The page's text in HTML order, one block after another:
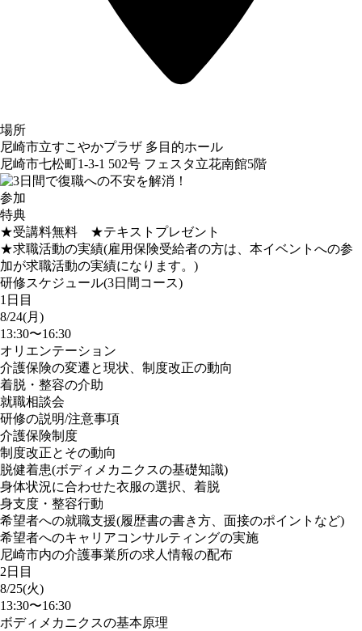
場所
尼崎市立すこやかプラザ 多目的ホール
尼崎市七松町1-3-1 502号 フェスタ立花南館5階
参加
特典
★受講料無料 ★テキストプレゼント
★求職活動の実績(雇用保険受給者の方は、本イベントへの参
加が求職活動の実績になります。)
研修スケジュール(3日間コース)
1日目
8/24(月)
13:30〜16:30
オリエンテーション
介護保険の変遷と現状、制度改正の動向
着脱・整容の介助
就職相談会
研修の説明/注意事項
介護保険制度
制度改正とその動向
脱健着患(ボディメカニクスの基礎知識)
身体状況に合わせた衣服の選択、着脱
身支度・整容行動
希望者への就職支援(履歴書の書き方、面接のポイントなど)
希望者へのキャリアコンサルティングの実施
尼崎市内の介護事業所の求人情報の配布
2日目
8/25(火)
13:30〜16:30
ボディメカニクスの基本原理